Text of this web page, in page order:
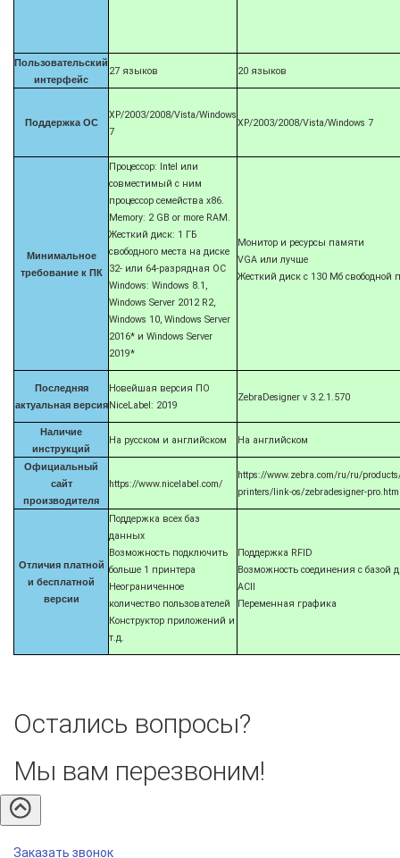
Пользовательский
интерфейс
27 языков 20 языков
Поддержка ОС
XP/2003/2008/Vista/Windows
7
XP/2003/2008/Vista/Windows 7
Минимальное
требование к ПК
Процессор: Intel или
совместимый с ним
процессор семейства x86.
Memory: 2 GB or more RAM.
Жесткий диск: 1 ГБ
свободного места на диске
32- или 64-разрядная ОС
Windows: Windows 8.1,
Windows Server 2012 R2,
Windows 10, Windows Server
2016* и Windows Server
2019*
Монитор и ресурсы памяти
VGA или лучше
Жесткий диск с 130 Мб свободной
Последняя
актуальная версия
Новейшая версия ПО
NiceLabel: 2019
ZebraDesigner v 3.2.1.570
Наличие
инструкций
На русском и английском На английском
Официальный
сайт
производителя
https://www.nicelabel.com/
https://www.zebra.com/ru/ru/
printers/link-os/zebradesigner-
Отличия платной
и бесплатной
версии
Поддержка всех баз
данных
Возможность подключить
больше 1 принтера
Неограниченное
количество пользователей
Конструктор приложений и
т.д.
Поддержка RFID
Возможность соединения с базой
ACII
Переменная графика
Остались вопросы?
Мы вам перезвоним!
Заказать звонок